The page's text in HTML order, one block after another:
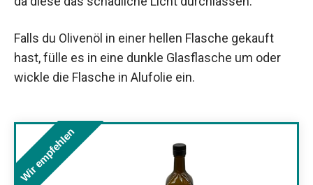
Falls du Olivenöl in einer hellen Flasche gekauft
hast, fülle es in eine dunkle Glasflasche um oder
wickle die Flasche in Alufolie ein.
Wir empfehlen